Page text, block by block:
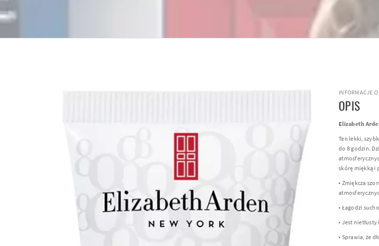
INFORMACJE
OPIS
Elizabeth
Ten lekki,
do 8 godzin.
skórę miękką i
• Zmiękcza
• Łagodzi
• Jest
• Sprawia, że